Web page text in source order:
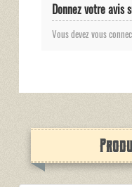
Donnez votre avis
Vous devez vous